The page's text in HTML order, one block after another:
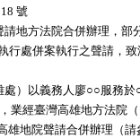
號
地方法院合併辦理，部
執行處併案執行之聲請，
處）以義務人廖○○服務於
，業經臺灣高雄地方法院（
高雄地院聲請合併辦理（請